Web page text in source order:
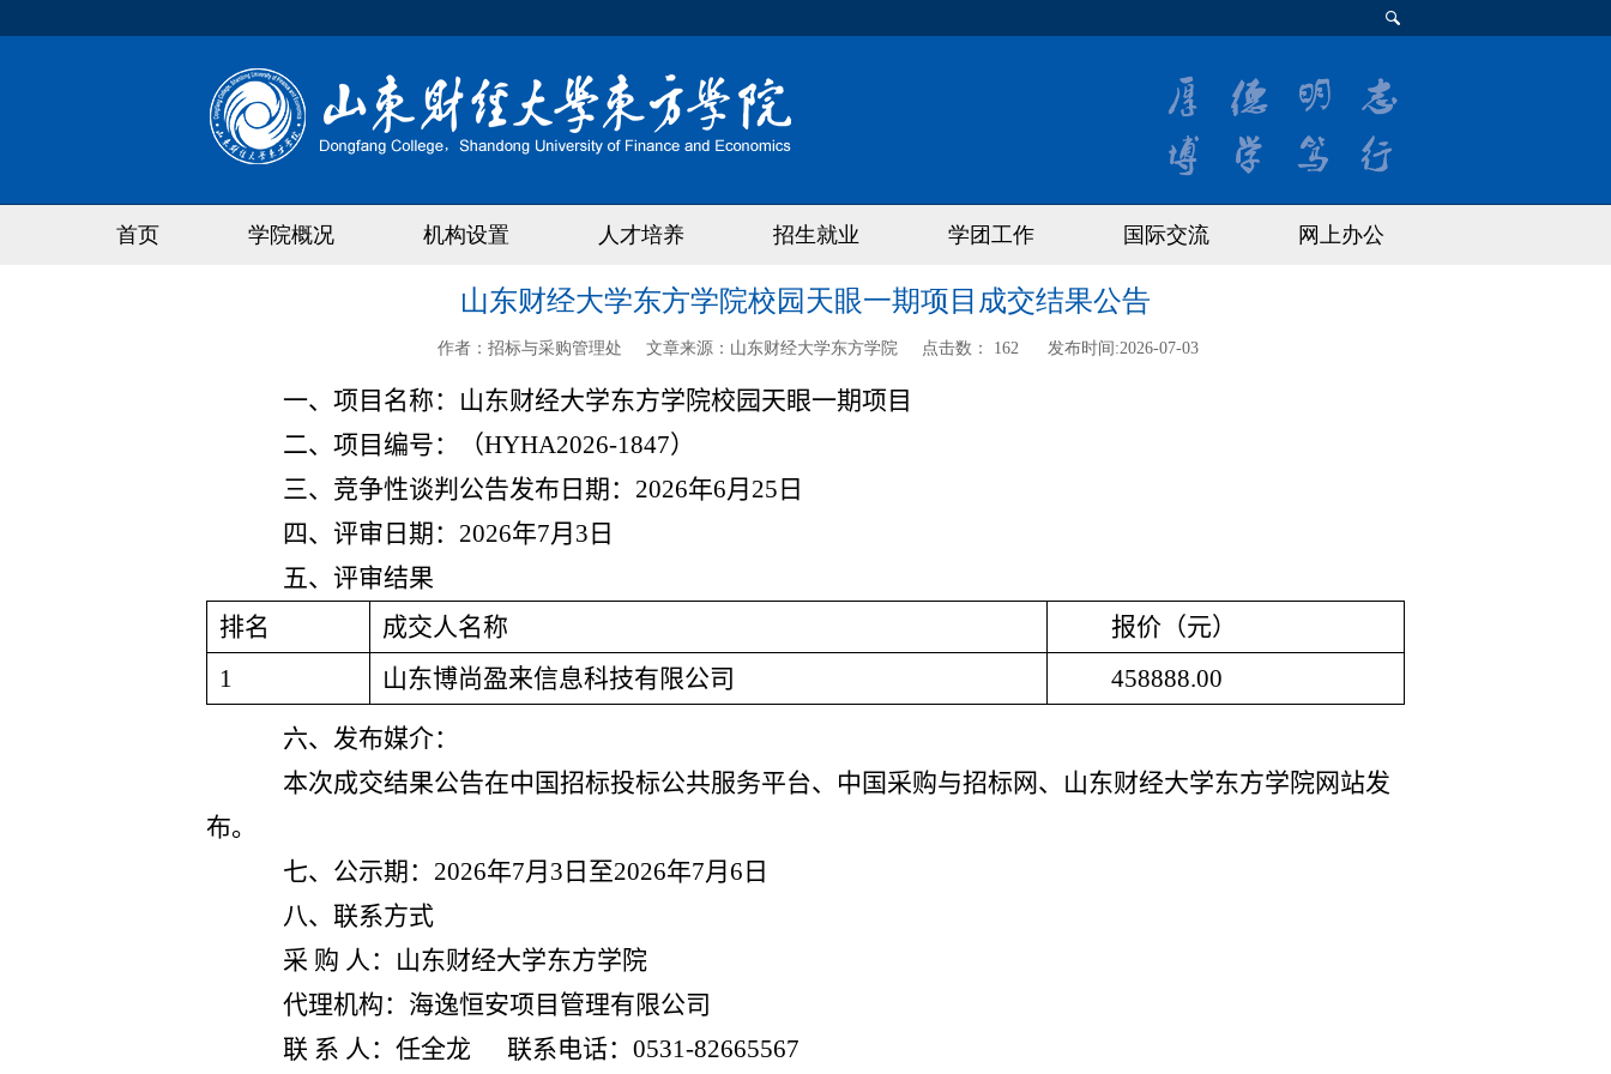
首页 学院概况 机构设置 人才培养 招生就业 学团工作 国际交流 网上办公
山东财经大学东方学院校园天眼一期项目成交结果公告
作者： 招标与采购管理处 文章来源： 山东财经大学东方学院 点击数： 162 发布时间:2026-07-03
一、项目名称： 山东财经大学东方学院校园天眼一期项目
二、项目编号：
（HYHA2026-1847）
三、竞争性谈判公告发布日期： 2026年6月 25 日
四、评审日期： 2026年7月 3 日
五、评审结果
排名
成交人名称
报价（元）
1
山东博尚盈来信息科技有限公司 458888.00
六、发布媒介：
本次成交结果公告在中国招标投标公共服务平台、中国采购与招标网、山东财经大学东方学院网站发
布。
七、公示期： 2026年7月 3 日至2026年7月 6 日
八、联系方式
采 购 人：山东财经大学东方学院
代理机构：海逸恒安项目管理有限公司
联 系 人：任全龙 联系电话： 0531-82665567